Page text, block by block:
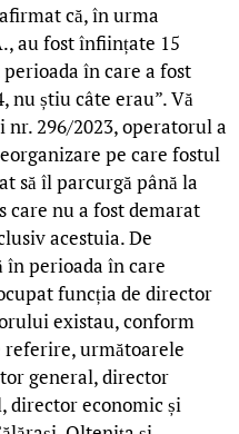
că, în urma
au fost înființate 15
în care a fost
nu știu câte erau”. Vă
296/2023, operatorul a
pe care fostul
să îl parcurgă până la
care nu a fost demarat
acestuia. De
în perioada în care
funcția de director
existau, conform
referire, următoarele
general, director
director economic și